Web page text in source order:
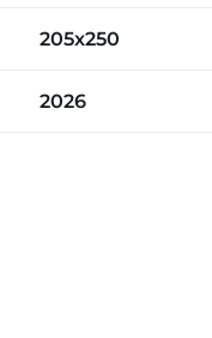
205x250
2026